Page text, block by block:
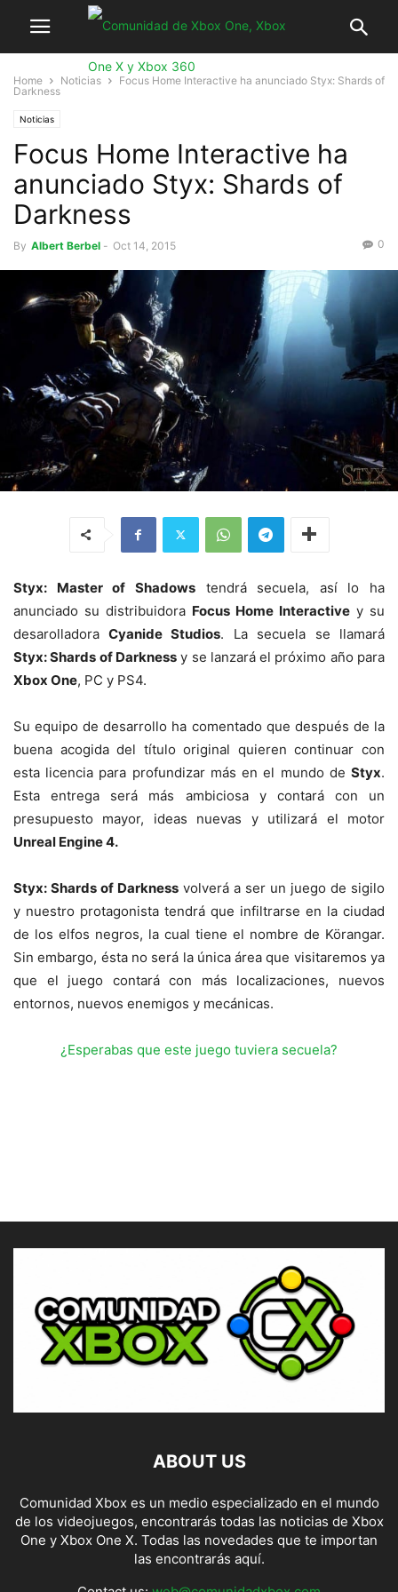
Home Noticias
Focus Home Interactive ha anunciado Styx: Shards of
Darkness
Noticias
Focus Home Interactive ha
anunciado Styx: Shards of
Darkness
By Albert Berbel - Oct 14, 2015 0
Styx: Master of Shadowstendrá secuela, así lo ha
anunciado su distribuidora Focus Home Interactive y su
desarolladora Cyanide Studios. La secuela se llamará
Styx: Shards of Darknessy se lanzará el próximo año para
Xbox One, PC y PS4.
Su equipo de desarrollo ha comentado que después de la
buena acogida del título original quieren continuar con
esta licencia para profundizar más en el mundo de Styx.
Esta entrega será más ambiciosa y contará con un
presupuesto mayor, ideas nuevas y utilizará el motor
Unreal Engine 4.
Styx: Shards of Darkness volverá a ser un juego de sigilo
y nuestro protagonista tendrá que infiltrarse en la ciudad
de los elfos negros, la cual tiene el nombre de Körangar.
Sin embargo, ésta no será la única área que visitaremos ya
que el juego contará con más localizaciones, nuevos
entornos, nuevos enemigos y mecánicas.
¿Esperabas que este juego tuviera secuela?
ABOUT US
Comunidad Xbox es un medio especializado en el mundo
de los videojuegos, encontrarás todas las noticias de Xbox
One y Xbox One X. Todas las novedades que te importan
las encontrarás aquí.